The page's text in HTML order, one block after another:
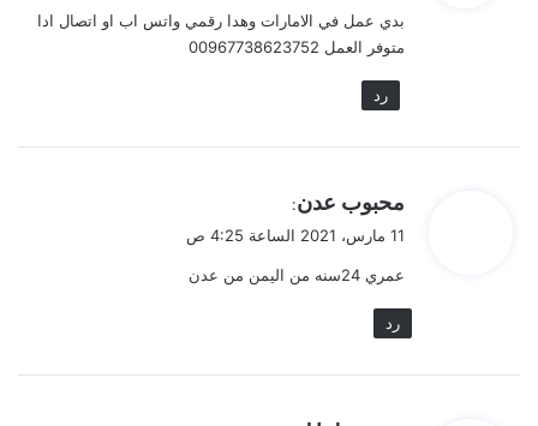
ل
بدي عمل في الامارات وهدا رقمي واتس اب او اتصال ادا
متوفر العمل 00967738623752
رد
ل
محبوب عدن:
11 مارس، 2021 الساعة 4:25 ص
عمري 24سنه من اليمن من عدن
رد